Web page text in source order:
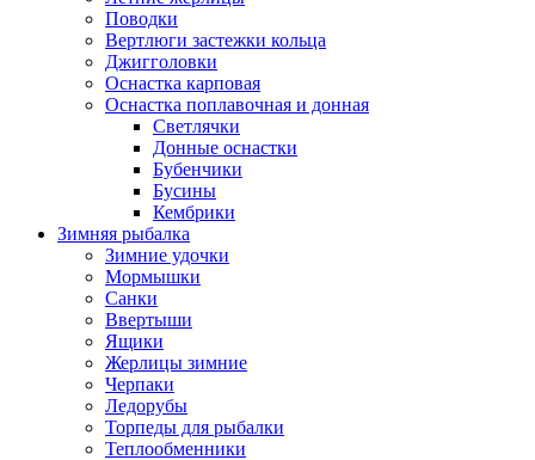
Поводки
Вертлюги застежки кольца
Джигголовки
Оснастка карповая
Оснастка поплавочная и донная
Светлячки
Донные оснастки
Бубенчики
Бусины
Кембрики
Зимняя рыбалка
Зимние удочки
Мормышки
Санки
Ввертыши
Ящики
Жерлицы зимние
Черпаки
Ледорубы
Торпеды для рыбалки
Теплообменники